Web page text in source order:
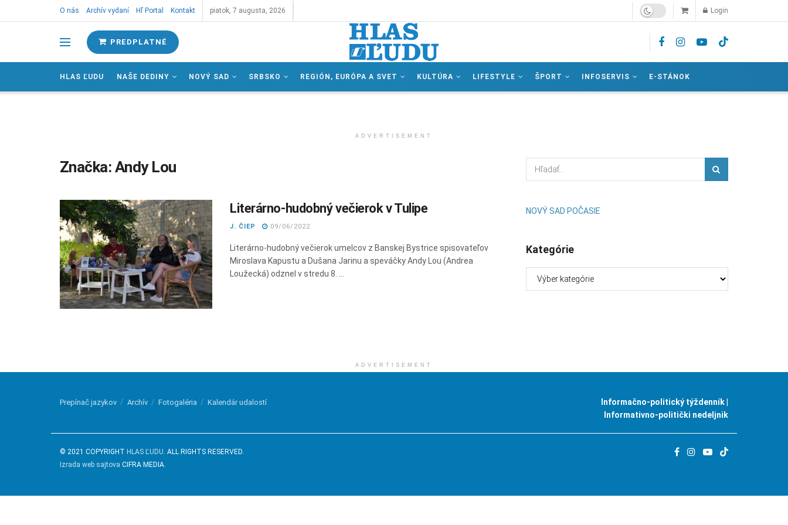
O nás Archív vydaní Hľ Portal Kontakt piatok, 7 augusta, 2026 Login
PREDPLATNÉ
HLAS ĽUDU NAŠE DEDINY NOVÝ SAD SRBSKO REGIÓN, EURÓPA A SVET KULTÚRA LIFESTYLE ŠPORT INFOSERVIS E-STÁNOK
ADVERTISEMENT
Značka: Andy Lou
Literárno-hudobný večierok v Tulipe
J. ČIEP 09/06/2022
Literárno-hudobný večierok umelcov z Banskej Bystrice spisovateľov
Miroslava Kapustu a Dušana Jarinu a speváčky Andy Lou (Andrea
Loužecká) odznel v stredu 8. ...
NOVÝ SAD POČASIE
Kategórie
ADVERTISEMENT
Prepínač jazykov Archív Fotogaléria Kalendár udalostí
Informačno-politický týždenník |
Informativno-politički nedeljnik
© 2021 COPYRIGHT HLAS ĽUDU. ALL RIGHTS RESERVED.
Izrada web sajtova CIFRA MEDIA.